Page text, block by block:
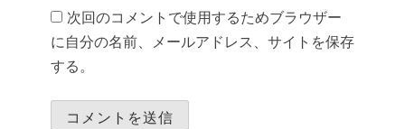
次回のコメントで使用するためブラウザー
に自分の名前、メールアドレス、サイトを保存
する。